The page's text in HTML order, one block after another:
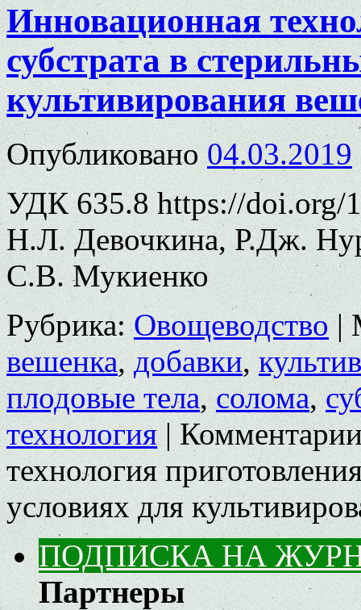
Инновационная
субстрата в
культивирования
Опубликовано 04.03.2019
УДК 635.8 https://doi.org/
Н.Л. Девочкина, Р.Дж.
С.В. Мукиенко
Рубрика: Овощеводство |
вешенка,добавки,
плодовые тела,солома,
технология |
технология
условиях для
ПОДПИСКА НА
Партнеры